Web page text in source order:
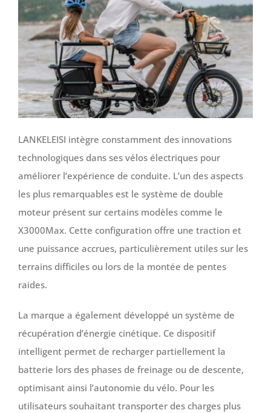
LANKELEISI intègre constamment des innovations
technologiques dans ses vélos électriques pour
améliorer l’expérience de conduite. L’un des aspects
les plus remarquables est le système de double
moteur présent sur certains modèles comme le
X3000Max. Cette configuration offre une traction et
une puissance accrues, particulièrement utiles sur les
terrains difficiles ou lors de la montée de pentes
raides.
La marque a également développé un système de
récupération d’énergie cinétique. Ce dispositif
intelligent permet de recharger partiellement la
batterie lors des phases de freinage ou de descente,
optimisant ainsi l’autonomie du vélo. Pour les
utilisateurs souhaitant transporter des charges plus